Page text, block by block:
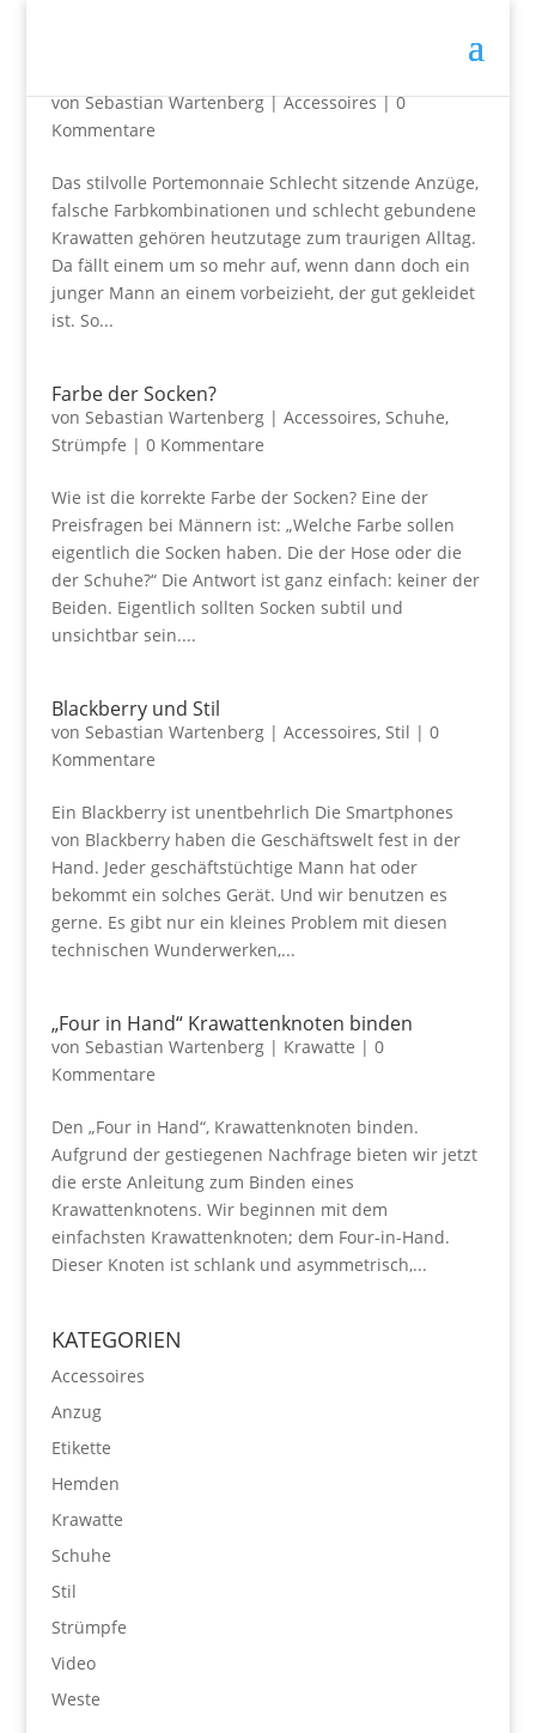
vonSebastian Wartenberg|Accessoires|0
Kommentare
Das stilvolle Portemonnaie Schlecht sitzende Anzüge,
falsche Farbkombinationen und schlecht gebundene
Krawatten gehören heutzutage zum traurigen Alltag.
Da fällt einem um so mehr auf, wenn dann doch ein
junger Mann an einem vorbeizieht, der gut gekleidet
ist. So...
Farbe der Socken?
von Sebastian Wartenberg| Accessoires, Schuhe,
Strümpfe | 0 Kommentare
Wie ist die korrekte Farbe der Socken? Eine der
Preisfragen bei Männern ist: „Welche Farbe sollen
eigentlich die Socken haben. Die der Hose oder die
der Schuhe?“ Die Antwort ist ganz einfach: keiner der
Beiden. Eigentlich sollten Socken subtil und
unsichtbar sein....
Blackberry und Stil
von Sebastian Wartenberg| Accessoires, Stil | 0
Kommentare
Ein Blackberry ist unentbehrlich Die Smartphones
von Blackberry haben die Geschäftswelt fest in der
Hand. Jeder geschäftstüchtige Mann hat oder
bekommt ein solches Gerät. Und wir benutzen es
gerne. Es gibt nur ein kleines Problem mit diesen
technischen Wunderwerken,...
„Four in Hand“ Krawattenknoten binden
von Sebastian Wartenberg| Krawatte | 0
Kommentare
Den „Four in Hand“, Krawattenknoten binden.
Aufgrund der gestiegenen Nachfrage bieten wir jetzt
die erste Anleitung zum Binden eines
Krawattenknotens. Wir beginnen mit dem
einfachsten Krawattenknoten; dem Four-in-Hand.
Dieser Knoten ist schlank und asymmetrisch,...
KATEGORIEN
Accessoires
Anzug
Etikette
Hemden
Krawatte
Schuhe
Stil
Strümpfe
Video
Weste